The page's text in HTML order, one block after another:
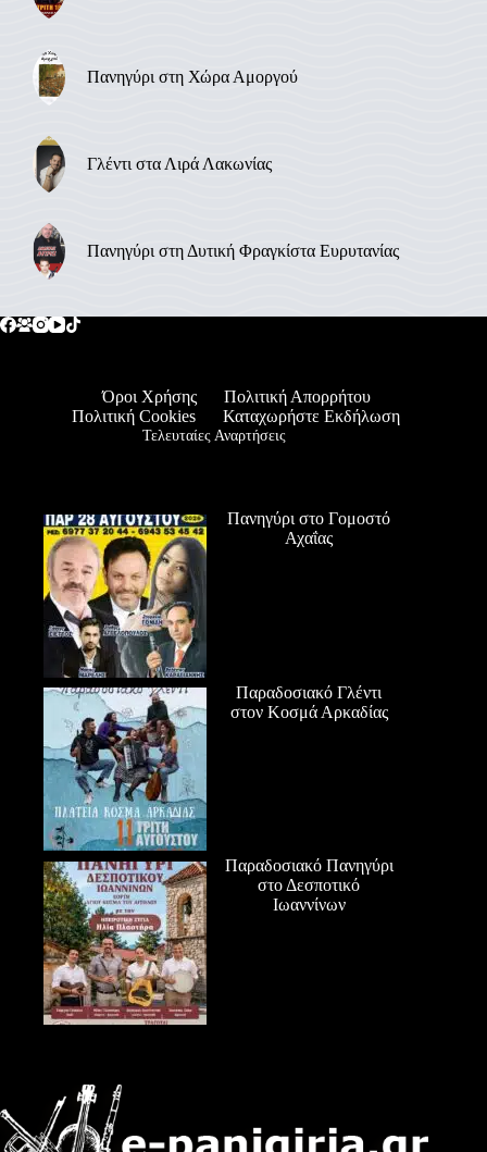
Πανηγύρι στη Χώρα Αμοργού
Γλέντι στα Λιρά Λακωνίας
Πανηγύρι στη Δυτική Φραγκίστα Ευρυτανίας
Όροι Χρήσης
Πολιτική Απορρήτου
Πολιτική Cookies
Καταχωρήστε Εκδήλωση
Τελευταίες Αναρτήσεις
Πανηγύρι στο Γομοστό
Αχαΐας
Παραδοσιακό Γλέντι
στον Κοσμά Αρκαδίας
Παραδοσιακό Πανηγύρι
στο Δεσποτικό
Ιωαννίνων